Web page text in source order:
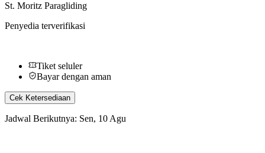
St. Moritz Paragliding
Penyedia terverifikasi
Tiket seluler
Bayar dengan aman
Cek Ketersediaan
Jadwal Berikutnya: Sen, 10 Agu